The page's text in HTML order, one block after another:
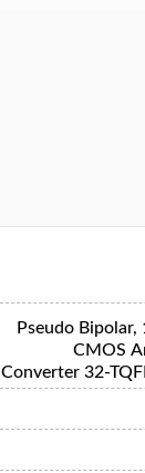
Pseudo Bipolar,
CMOS
Converter 32-